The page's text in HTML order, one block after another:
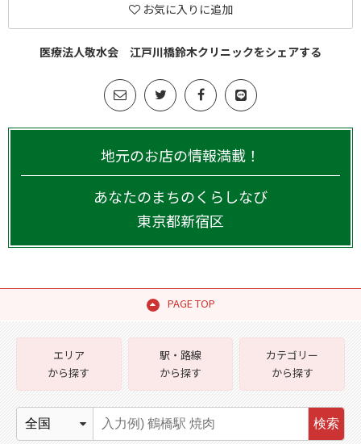
お気に入りに追加
医療法人敬水会 江戸川橋鈴木クリニックをシェアする
地元のお店の情報満載！
あなたのまちのくらしなび
東京都新宿区
PAGE TOP
エリア
から探す
駅・路線
から探す
カテゴリー
から探す
検索